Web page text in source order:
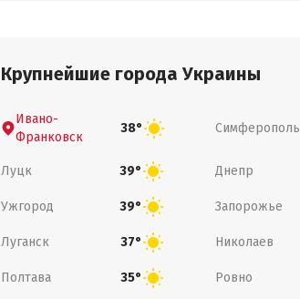
Крупнейшие города Украины
Ивано-
Франковск
38° Симферополь
Луцк 39° Днепр
Ужгород 39° Запорожье
Луганск 37° Николаев
Полтава 35° Ровно